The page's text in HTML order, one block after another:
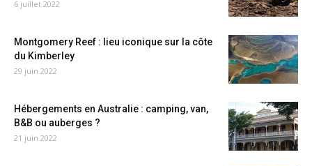
6 juillet 2022
Montgomery Reef : lieu iconique sur la côte
du Kimberley
29 juin 2022
Hébergements en Australie : camping, van,
B&B ou auberges ?
21 juin 2022